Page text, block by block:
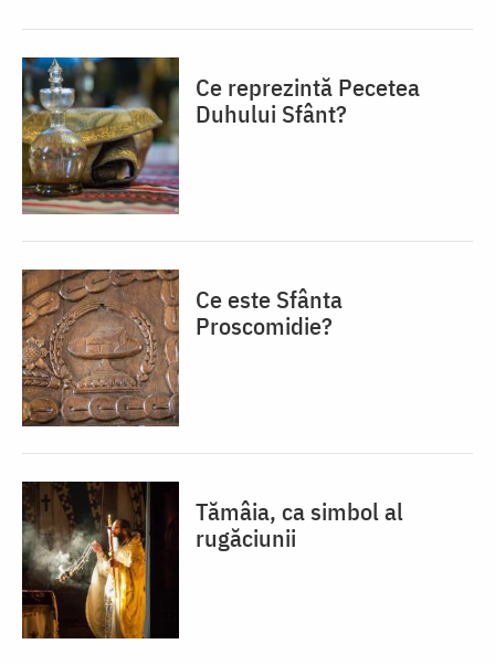
Ce reprezintă Pecetea
Duhului Sfânt?
Ce este Sfânta
Proscomidie?
Tămâia, ca simbol al
rugăciunii